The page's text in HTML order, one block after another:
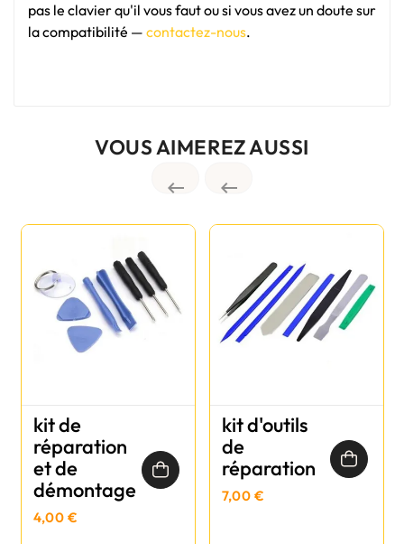
pas le clavier qu'il vous faut ou si vous avez un doute sur
la compatibilité — contactez-nous.
VOUS AIMEREZ AUSSI
 
kit de
réparation
et de
démontage
4,00 €
kit d'outils
de
réparation
7,00 €